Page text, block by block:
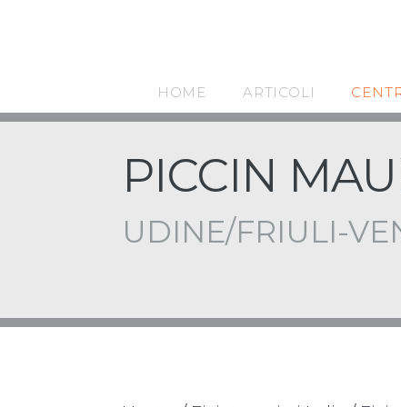
HOME ARTICOLI
PICCIN
UDINE/FRIULI-